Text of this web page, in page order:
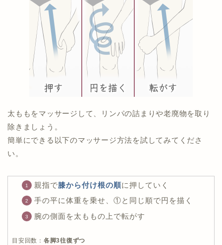
太ももをマッサージして、リンパの詰まりや老廃物を取り
除きましょう。
簡単にできる以下のマッサージ方法を試してみてくださ
い。
親指で膝から付け根の順に押していく
手の平に体重を乗せ、①と同じ順で円を描く
腕の側面を太ももの上で転がす
目安回数： 各脚3往復ずつ